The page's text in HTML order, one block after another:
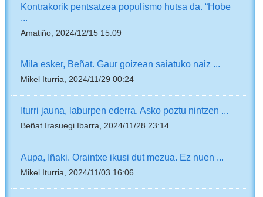
Kontrakorik pentsatzea populismo hutsa da. “Hobe
...
Amatiño, 2024/12/15 15:09
Mila esker, Beñat. Gaur goizean saiatuko naiz ...
Mikel Iturria, 2024/11/29 00:24
Iturri jauna, laburpen ederra. Asko poztu nintzen ...
Beñat Irasuegi Ibarra, 2024/11/28 23:14
Aupa, Iñaki. Oraintxe ikusi dut mezua. Ez nuen ...
Mikel Iturria, 2024/11/03 16:06